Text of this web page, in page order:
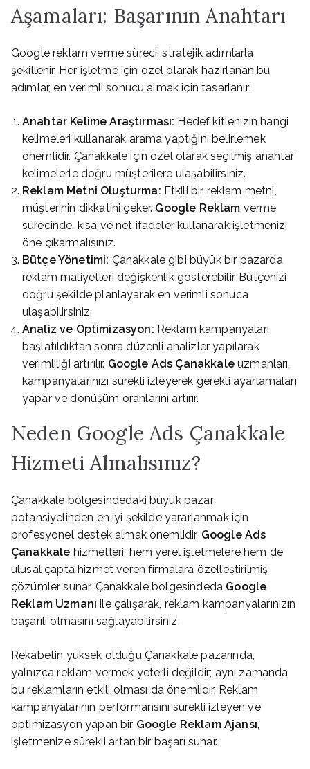
Aşamaları: Başarının Anahtarı
Google reklam verme süreci, stratejik adımlarla
şekillenir. Her işletme için özel olarak hazırlanan bu
adımlar, en verimli sonucu almak için tasarlanır:
Anahtar Kelime Araştırması: Hedef kitlenizin hangi
kelimeleri kullanarak arama yaptığını belirlemek
önemlidir. Çanakkale için özel olarak seçilmiş anahtar
kelimelerle doğru müşterilere ulaşabilirsiniz.
Reklam Metni Oluşturma: Etkili bir reklam metni,
müşterinin dikkatini çeker. Google Reklam verme
sürecinde, kısa ve net ifadeler kullanarak işletmenizi
öne çıkarmalısınız.
Bütçe Yönetimi: Çanakkale gibi büyük bir pazarda
reklam maliyetleri değişkenlik gösterebilir. Bütçenizi
doğru şekilde planlayarak en verimli sonuca
ulaşabilirsiniz.
Analiz ve Optimizasyon: Reklam kampanyaları
başlatıldıktan sonra düzenli analizler yapılarak
verimliliği artırılır. Google Ads Çanakkaleuzmanları,
kampanyalarınızı sürekli izleyerek gerekli ayarlamaları
yapar ve dönüşüm oranlarını artırır.
Neden Google Ads Çanakkale
Hizmeti Almalısınız?
Çanakkale bölgesindedaki büyük pazar
potansiyelinden en iyi şekilde yararlanmak için
profesyonel destek almak önemlidir. Google Ads
Çanakkale hizmetleri, hem yerel işletmelere hem de
ulusal çapta hizmet veren firmalara özelleştirilmiş
çözümler sunar. Çanakkale bölgesindeda Google
Reklam Uzmanı ile çalışarak, reklam kampanyalarınızın
başarılı olmasını sağlayabilirsiniz.
Rekabetin yüksek olduğu Çanakkale pazarında,
yalnızca reklam vermek yeterli değildir; aynı zamanda
bu reklamların etkili olması da önemlidir. Reklam
kampanyalarının performansını sürekli izleyen ve
optimizasyon yapan bir Google Reklam Ajansı,
işletmenize sürekli artan bir başarı sunar.